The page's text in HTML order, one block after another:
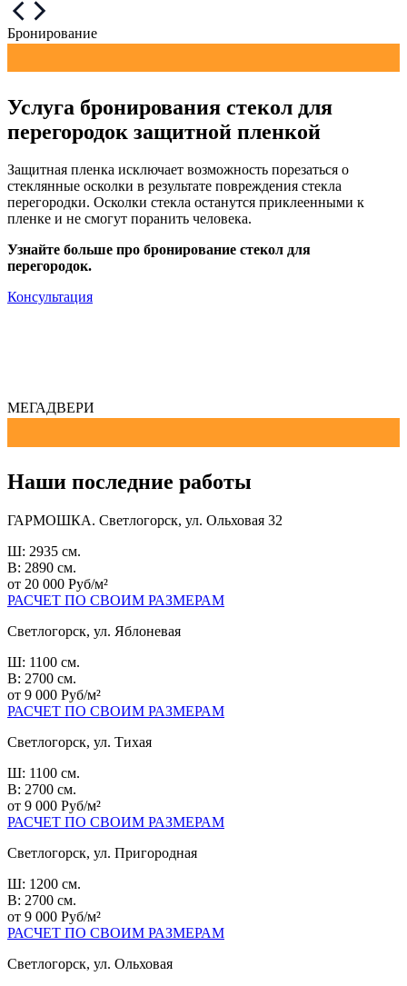
Бронирование
Услуга бронирования стекол для
перегородок защитной пленкой
Защитная пленка исключает возможность порезаться о
стеклянные осколки в результате повреждения стекла
перегородки. Осколки стекла останутся приклеенными к
пленке и не смогут поранить человека.
Узнайте больше про бронирование стекол для
перегородок.
Консультация
МЕГАДВЕРИ
Наши последние работы
ГАРМОШКА. Светлогорск, ул. Ольховая 32
Ш: 2935 см.
В: 2890 см.
от 20 000 Руб/м²
РАСЧЕТ ПО СВОИМ РАЗМЕРАМ
Светлогорск, ул. Яблоневая
Ш: 1100 см.
В: 2700 см.
от 9 000 Руб/м²
РАСЧЕТ ПО СВОИМ РАЗМЕРАМ
Светлогорск, ул. Тихая
Ш: 1100 см.
В: 2700 см.
от 9 000 Руб/м²
РАСЧЕТ ПО СВОИМ РАЗМЕРАМ
Светлогорск, ул. Пригородная
Ш: 1200 см.
В: 2700 см.
от 9 000 Руб/м²
РАСЧЕТ ПО СВОИМ РАЗМЕРАМ
Светлогорск, ул. Ольховая